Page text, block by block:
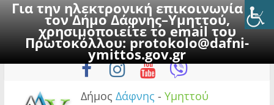
Για την ηλεκτρονική επικοινωνία με
τον Δήμο Δάφνης–Υμηττού,
χρησιμοποιείτε το email του
Πρωτοκόλλου:protokolo@dafni-
ymittos.gov.gr
to
Δευτέρα, 10 Αυγούστου 2026
Δήμος Δάφνης - Υμηττού